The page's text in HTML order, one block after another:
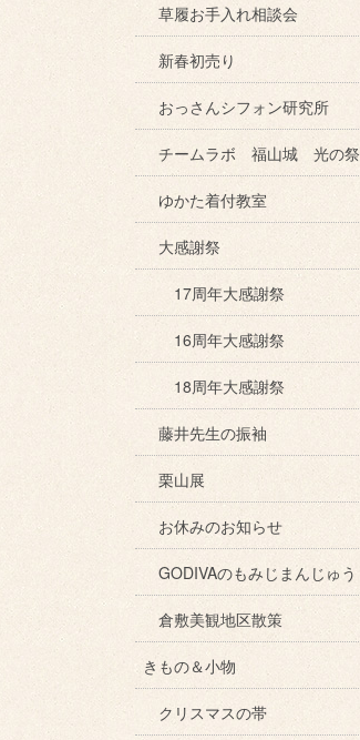
草履お手入れ相談会
新春初売り
おっさんシフォン研究所
チームラボ 福山城 光の祭
ゆかた着付教室
大感謝祭
17周年大感謝祭
16周年大感謝祭
18周年大感謝祭
藤井先生の振袖
栗山展
お休みのお知らせ
GODIVAのもみじまんじゅう
倉敷美観地区散策
きもの＆小物
クリスマスの帯